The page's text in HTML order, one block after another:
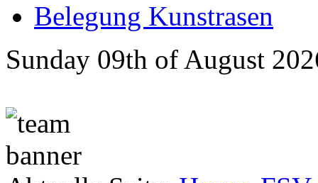
Belegung Kunstrasen
Sunday 09th of August